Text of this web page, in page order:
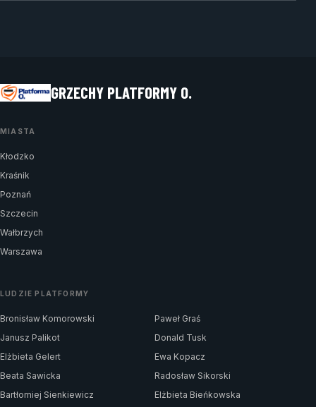
GRZECHY PLATFORMY O.
MIASTA
Kłodzko
Kraśnik
Poznań
Szczecin
Wałbrzych
Warszawa
LUDZIE PLATFORMY
Bronisław Komorowski
Paweł Graś
Janusz Palikot
Donald Tusk
Elżbieta Gelert
Ewa Kopacz
Beata Sawicka
Radosław Sikorski
Bartłomiej Sienkiewicz
Elżbieta Bieńkowska